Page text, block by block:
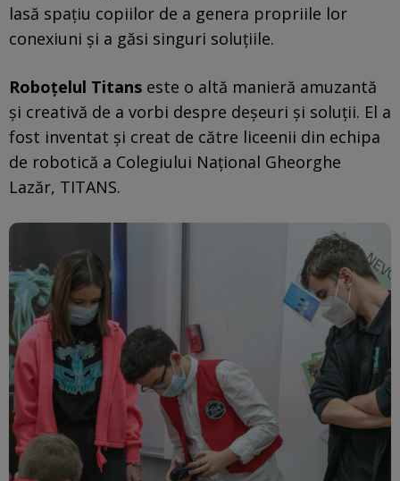
lasă spațiu copiilor de a genera propriile lor
conexiuni și a găsi singuri soluțiile.
Roboțelul Titans este o altă manieră amuzantă
și creativă de a vorbi despre deșeuri și soluții. El a
fost inventat și creat de către liceenii din echipa
de robotică a Colegiului Național Gheorghe
Lazăr, TITANS.